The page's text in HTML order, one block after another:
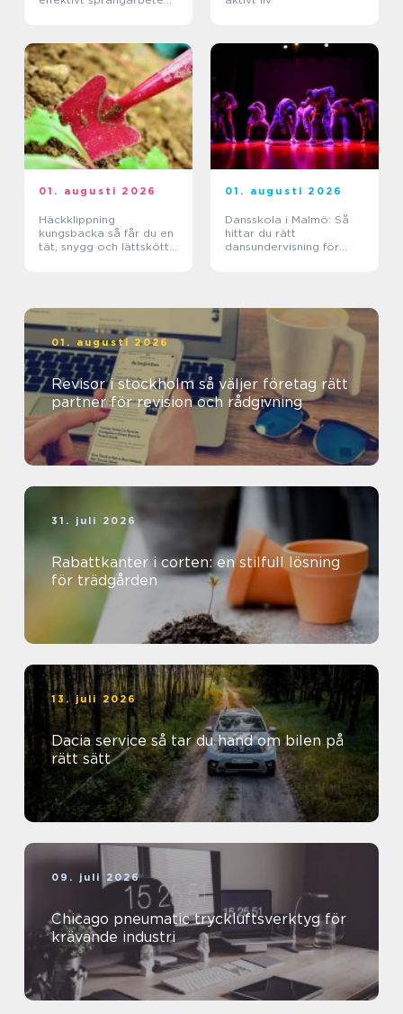
01. augusti 2026
Häckklippning
kungsbacka så får du en
tät, snygg och lättskött
01. augusti 2026
Dansskola i Malmö: Så
hittar du rätt
dansundervisning för
01. augusti 2026
Revisor i stockholm så väljer företag rätt
partner för revision och rådgivning
31. juli 2026
Rabattkanter i corten: en stilfull lösning
för trädgården
13. juli 2026
Dacia service så tar du hand om bilen på
rätt sätt
09. juli 2026
Chicago pneumatic tryckluftsverktyg för
krävande industri